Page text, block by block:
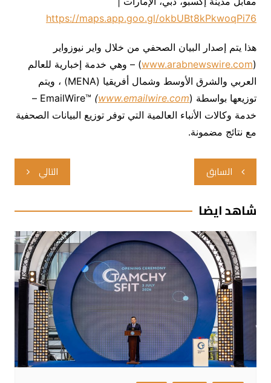
https://maps.app.goo.gl/okbUBt8kPkwoqPi76
هذا يتم إصدار البيان الصحفي من خلال واير نيوزواير
(
www.arabnewswire.com) – وهي خدمة إخبارية للعالم
العربي والشرق الأوسط وشمال أفريقيا (MENA) ، ويتم
توزيعها بواسطة EmailWire™
(www.emailwire.com
) –
خدمة وكالات الأنباء العالمية التي توفر توزيع البيانات الصحفية
مع نتائج مضمونة.
تصفّح
المقالات
السابق التالي
شاهد ايضا